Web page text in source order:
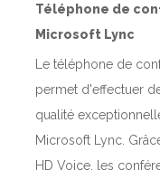
Téléphone de
Microsoft Lync
Le téléphone de
permet d'effectuer
qualité
Microsoft Lync.
HD Voice, les